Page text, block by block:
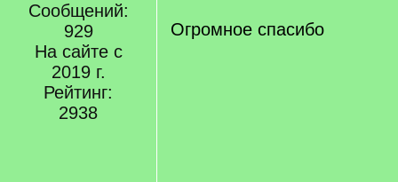
Сообщений:
929
На сайте с
2019 г.
Рейтинг:
2938
Огромное спасибо